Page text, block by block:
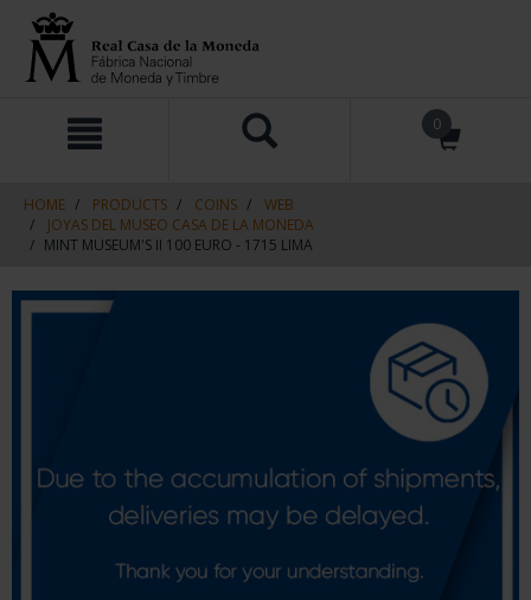
navigation
0
HOME PRODUCTS COINS
WEB
JOYAS DEL MUSEO CASA DE LA MONEDA
MINT MUSEUM'S II 100 EURO - 1715 LIMA